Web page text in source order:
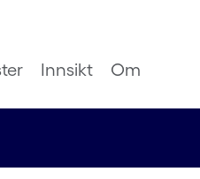
Innsikt Om